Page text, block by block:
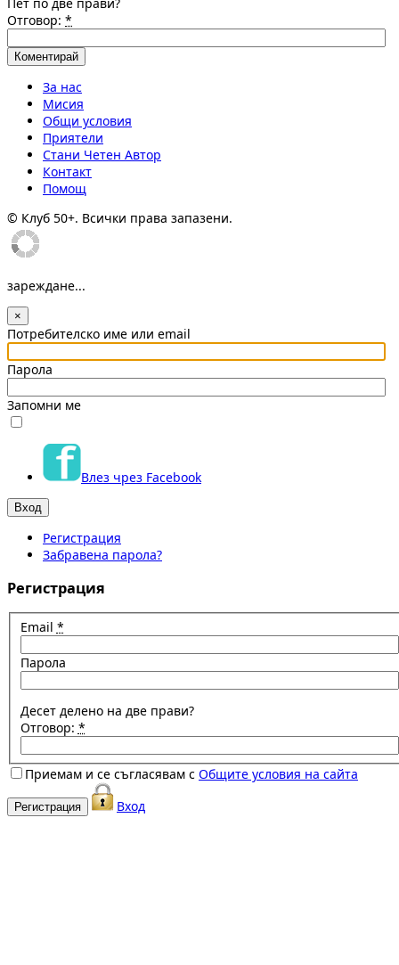
Пет по две прави?
Отговор: *
За нас
Мисия
Общи условия
Приятели
Стани Четен Автор
Контакт
Помощ
© Клуб 50+. Всички права запазени.
зареждане...
×
Потребителско име или email
Парола
Запомни ме
Влез чрез Facebook
Регистрация
Забравена парола?
Регистрация
Email *
Парола
Десет делено на две прави?
Отговор: *
Приемам и се съгласявам с Общите условия на сайта
Вход